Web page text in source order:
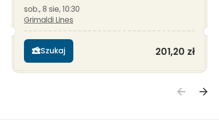
sob., 8 sie, 10:30
Grimaldi Lines
Szukaj 201,20 zł